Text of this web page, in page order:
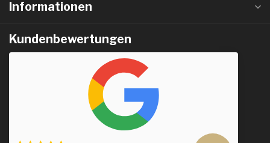
Informationen
Kundenbewertungen